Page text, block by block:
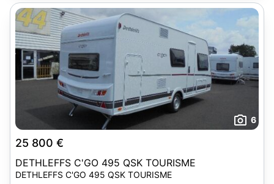
6
25 800 €
DETHLEFFS C'GO 495 QSK TOURISME
DETHLEFFS C'GO 495 QSK TOURISME